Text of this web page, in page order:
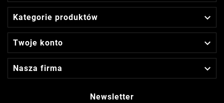
Kategorie produktów 
Twoje konto 
Nasza firma 
Newsletter